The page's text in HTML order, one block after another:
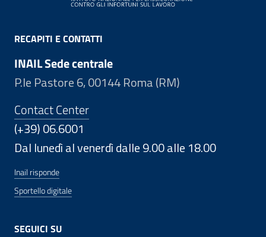
RECAPITI E CONTATTI
INAIL Sede centrale
P.le Pastore 6, 00144 Roma (RM)
Contact Center
(+39) 06.6001
Dal lunedì al venerdì dalle 9.00 alle 18.00
Inail risponde
Sportello digitale
SEGUICI SU